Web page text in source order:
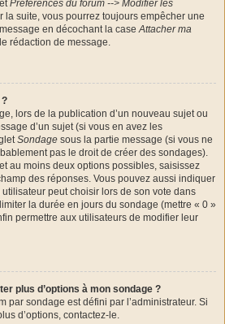
Préférences du forum --> Modifier les
la suite, vous pourrez toujours empêcher une
en décochant la caseAttacher ma
rédaction de message.
lors de la publication d’un nouveau sujet ou
d’un sujet (si vous en avez les
Sondage sous la partie message (si vous ne
pas le droit de créer des sondages).
au moins deux options possibles, saisissez
des réponses. Vous pouvez aussi indiquer
peut choisir lors de son vote dans
la durée en jours du sondage (mettre « 0 »
permettre aux utilisateurs de modifier leur
plus d’options à mon sondage ?
par sondage est défini par l’administrateur. Si
d’options, contactez-le.